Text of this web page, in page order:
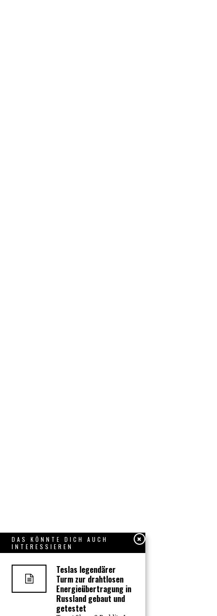
DAS KÖNNTE DICH AUCH
INTERESSIEREN
Teslas legendärer
Turm zur drahtlosen
Energieübertragung in
Russland gebaut und
getestet